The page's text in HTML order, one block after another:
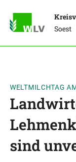
Soest
WELTMILCHTAG
sind